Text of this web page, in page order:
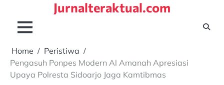
content
Jurnalteraktual.com
Home
Peristiwa
Pengasuh Ponpes Modern Al Amanah Apresiasi
Upaya Polresta Sidoarjo Jaga Kamtibmas